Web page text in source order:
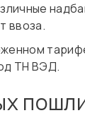
ввоза.
ТН ВЭД.